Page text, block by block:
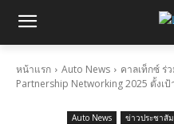
หน้าแรก Auto News
คาลเท็กซ์ ร่
Partnership Networking 2025 ตั้งเ
Auto News ข่าวประชาสั